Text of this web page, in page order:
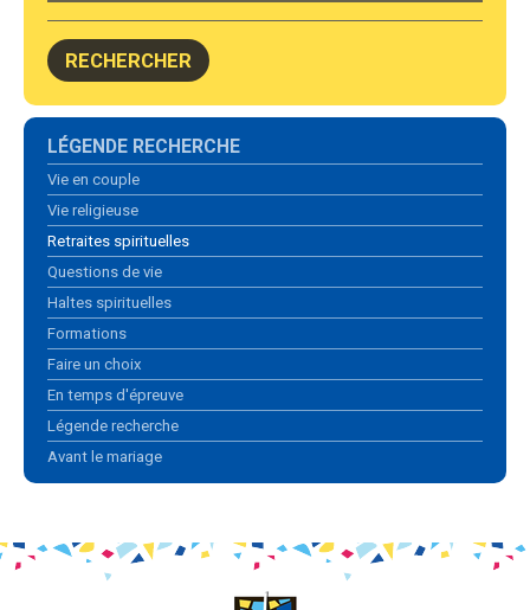
Navigation
LÉGENDE RECHERCHE
Vie en couple
Vie religieuse
Retraites spirituelles
Questions de vie
Haltes spirituelles
Formations
Faire un choix
En temps d'épreuve
Légende recherche
Avant le mariage